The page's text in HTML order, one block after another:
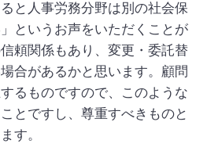
と人事労務分野は別の社会保
というお声をいただくことが
頼関係もあり、変更・委託替
合があるかと思います。顧問
るものですので、このような
とですし、尊重すべきものと
す。